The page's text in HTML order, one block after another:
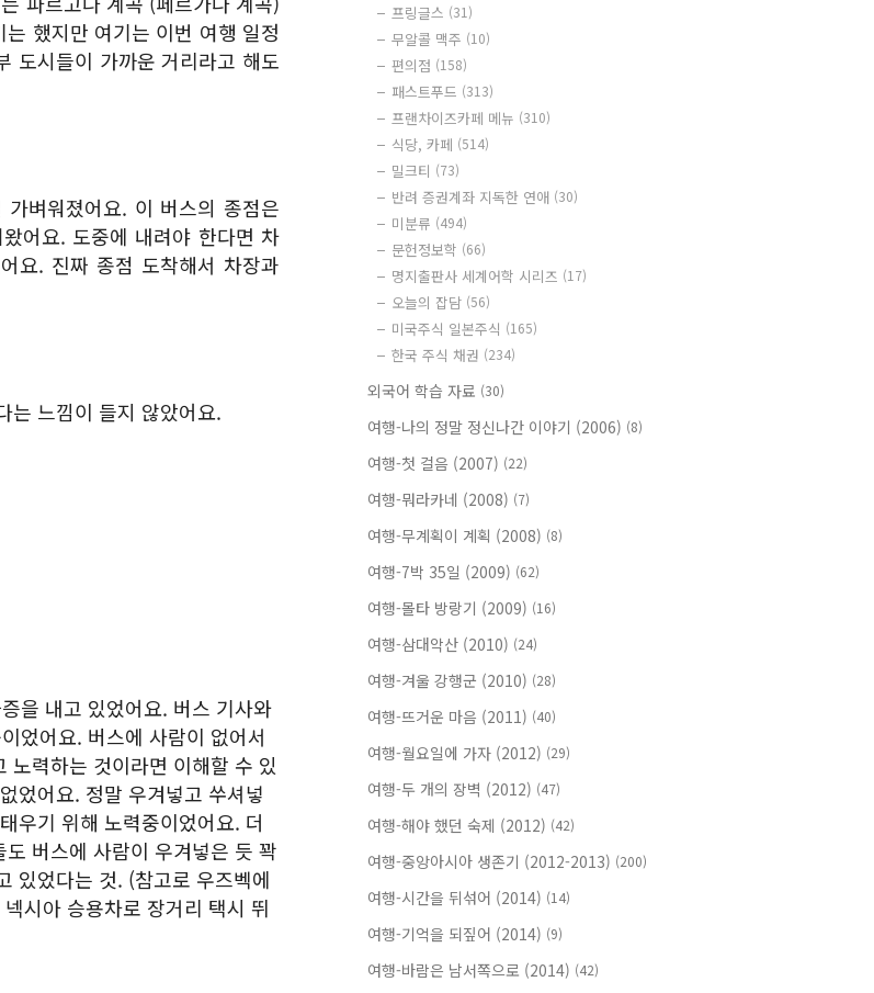
했지만 여기는 이번 여행 일정
도시들이 가까운 거리라고 해도
벼워졌어요. 이 버스의 종점은
어요. 도중에 내려야 한다면 차
요. 진짜 종점 도착해서 차장과
는 느낌이 들지 않았어요.
을 내고 있었어요. 버스 기사와
었어요. 버스에 사람이 없어서
노력하는 것이라면 이해할 수 있
었어요. 정말 우겨넣고 쑤셔넣
우기 위해 노력중이었어요. 더
버스에 사람이 우겨넣은 듯 꽉
있었다는 것. (참고로 우즈벡에
시아 승용차로 장거리 택시 뛰
프링글스 (31)
무알콜 맥주 (10)
편의점 (158)
패스트푸드 (313)
프랜차이즈카페 메뉴 (310)
식당, 카페 (514)
밀크티 (73)
반려 증권계좌 지독한 연애 (30)
미분류 (494)
문헌정보학 (66)
명지출판사 세계어학 시리즈 (17)
오늘의 잡담 (56)
미국주식 일본주식 (165)
한국 주식 채권 (234)
외국어 학습 자료 (30)
여행-나의 정말 정신나간 이야기 (2006) (8)
여행-첫 걸음 (2007) (22)
여행-뭐라카네 (2008) (7)
여행-무계획이 계획 (2008) (8)
여행-7박 35일 (2009) (62)
여행-몰타 방랑기 (2009) (16)
여행-삼대악산 (2010) (24)
여행-겨울 강행군 (2010) (28)
여행-뜨거운 마음 (2011) (40)
여행-월요일에 가자 (2012) (29)
여행-두 개의 장벽 (2012) (47)
여행-해야 했던 숙제 (2012) (42)
여행-중앙아시아 생존기 (2012-2013) (200)
여행-시간을 뒤섞어 (2014) (14)
여행-기억을 되짚어 (2014) (9)
여행-바람은 남서쪽으로 (2014) (42)